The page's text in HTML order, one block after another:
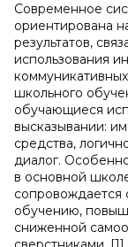
Современное
ориентирована
результатов,
использования
школьного
обучающиеся
высказывании:
средства,
диалог.
в основной
сопровождается
обучению,
сниженной